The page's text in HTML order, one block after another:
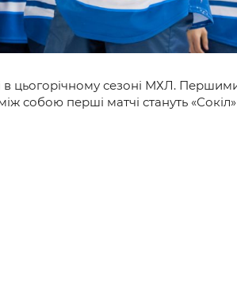
цьогорічному сезоні МХЛ.
собою перші матчі стануть